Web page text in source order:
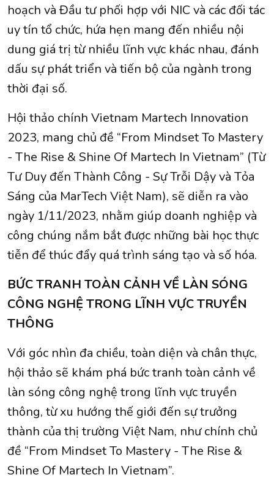
hoạch và Đầu tư phối hợp với NIC và các đối tác
uy tín tổ chức, hứa hẹn mang đến nhiều nội
dung giá trị từ nhiều lĩnh vực khác nhau, đánh
dấu sự phát triển và tiến bộ của ngành trong
thời đại số.
Hội thảo chính Vietnam Martech Innovation
2023, mang chủ đề “From Mindset To Mastery
- The Rise & Shine Of Martech In Vietnam” (Từ
Tư Duy đến Thành Công - Sự Trỗi Dậy và Tỏa
Sáng của MarTech Việt Nam), sẽ diễn ra vào
ngày 1/11/2023, nhằm giúp doanh nghiệp và
công chúng nắm bắt được những bài học thực
tiễn để thúc đẩy quá trình sáng tạo và số hóa.
BỨC TRANH TOÀN CẢNH VỀ LÀN SÓNG
CÔNG NGHỆ TRONG LĨNH VỰC TRUYỀN
THÔNG
Với góc nhìn đa chiều, toàn diện và chân thực,
hội thảo sẽ khám phá bức tranh toàn cảnh về
làn sóng công nghệ trong lĩnh vực truyền
thông, từ xu hướng thế giới đến sự trưởng
thành của thị trường Việt Nam, như chính chủ
đề “From Mindset To Mastery - The Rise &
Shine Of Martech In Vietnam”.